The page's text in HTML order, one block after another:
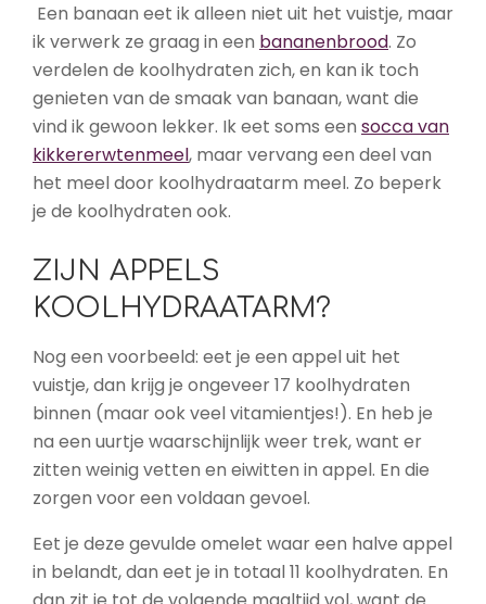
Een banaan eet ik alleen niet uit het vuistje, maar
ik verwerk ze graag in een bananenbrood. Zo
verdelen de koolhydraten zich, en kan ik toch
genieten van de smaak van banaan, want die
vind ik gewoon lekker. Ik eet soms een socca van
kikkererwtenmeel, maar vervang een deel van
het meel door koolhydraatarm meel. Zo beperk
je de koolhydraten ook.
ZIJN APPELS
KOOLHYDRAATARM?
Nog een voorbeeld: eet je een appel uit het
vuistje, dan krijg je ongeveer 17 koolhydraten
binnen (maar ook veel vitamientjes!). En heb je
na een uurtje waarschijnlijk weer trek, want er
zitten weinig vetten en eiwitten in appel. En die
zorgen voor een voldaan gevoel.
Eet je deze gevulde omelet waar een halve appel
in belandt, dan eet je in totaal 11 koolhydraten. En